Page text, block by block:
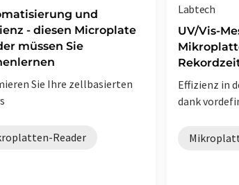
und
- diesen Microplate
müssen Sie
Sie Ihre zellbasierten
Reader
Labtech
UV/Vis-
Effizienz in
dank